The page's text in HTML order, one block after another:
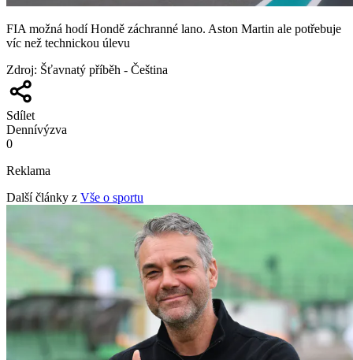
FIA možná hodí Hondě záchranné lano. Aston Martin ale potřebuje
víc než technickou úlevu
Zdroj: Šťavnatý příběh - Čeština
Sdílet
Dennívýzva
0
Reklama
Další články z Vše o sportu